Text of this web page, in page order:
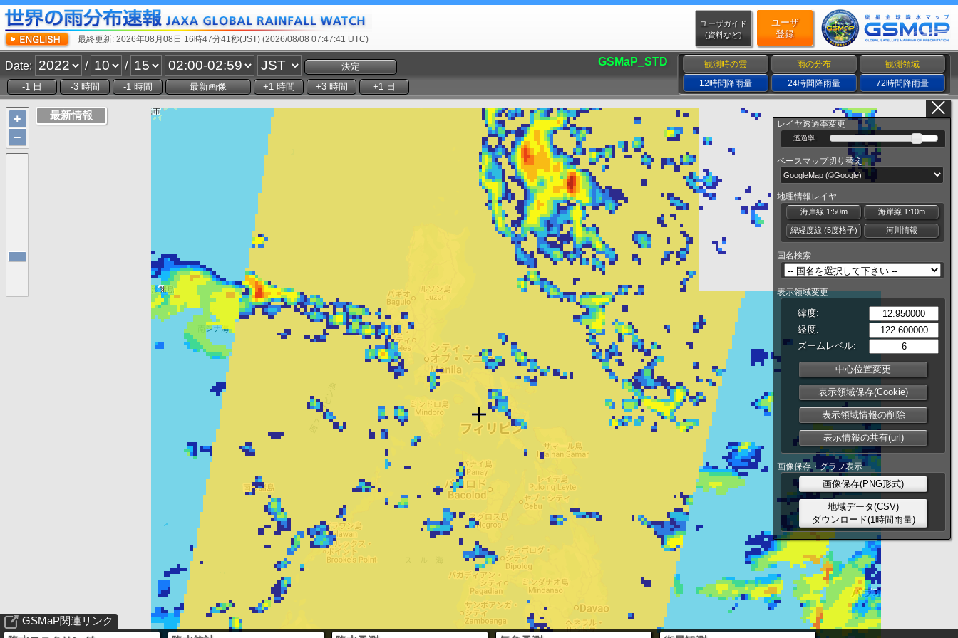
ユーザガイド
(資料など)
ユーザ
登録
最終更新: 2026年08月08日 16時47分41秒(JST) (2026/08/08 07:47:41 UTC)
Date: / / GSMaP_STD 観測時の雲 雨の分布
観測領域
12時間降雨量
24時間降雨量 72時間降雨量
レイヤ透過率変更
透過率:
ベースマップ切り替え
地理情報レイヤ
海岸線 1:50m 海岸線 1:10m
緯経度線 (5度格子) 河川情報
国名検索
表示領域変更
緯度:
経度:
ズームレベル:
中心位置変更
表示領域保存(Cookie)
表示領域情報の削除
表示情報の共有(url)
画像保存・グラフ表示
画像保存(PNG形式)
地域データ(CSV)
ダウンロード(1時間雨量)
+
−
GSMaP関連リンク